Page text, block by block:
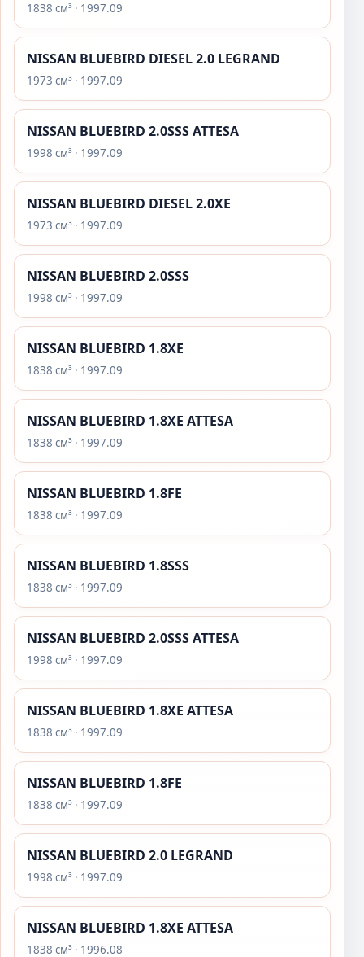
1838 см³ · 1997.09
NISSAN BLUEBIRD DIESEL 2.0 LEGRAND
1973 см³ · 1997.09
NISSAN BLUEBIRD 2.0SSS ATTESA
1998 см³ · 1997.09
NISSAN BLUEBIRD DIESEL 2.0XE
1973 см³ · 1997.09
NISSAN BLUEBIRD 2.0SSS
1998 см³ · 1997.09
NISSAN BLUEBIRD 1.8XE
1838 см³ · 1997.09
NISSAN BLUEBIRD 1.8XE ATTESA
1838 см³ · 1997.09
NISSAN BLUEBIRD 1.8FE
1838 см³ · 1997.09
NISSAN BLUEBIRD 1.8SSS
1838 см³ · 1997.09
NISSAN BLUEBIRD 2.0SSS ATTESA
1998 см³ · 1997.09
NISSAN BLUEBIRD 1.8XE ATTESA
1838 см³ · 1997.09
NISSAN BLUEBIRD 1.8FE
1838 см³ · 1997.09
NISSAN BLUEBIRD 2.0 LEGRAND
1998 см³ · 1997.09
NISSAN BLUEBIRD 1.8XE ATTESA
1838 см³ · 1996.08